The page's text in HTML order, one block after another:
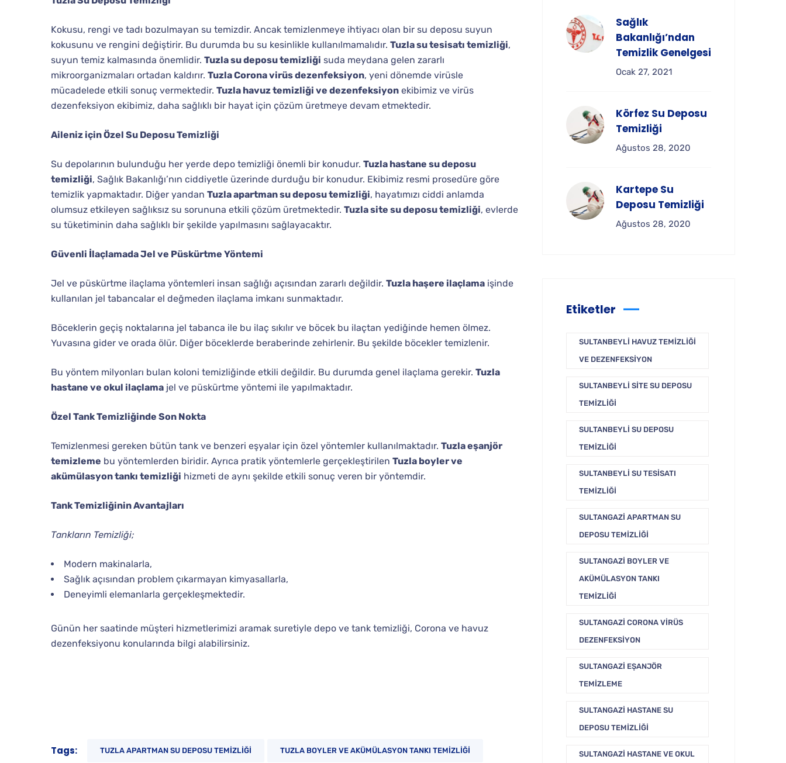
Kokusu, rengi ve tadı bozulmayan su temizdir. Ancak temizlenmeye ihtiyacı olan bir su deposu suyun
kokusunu ve rengini değiştirir. Bu durumda bu su kesinlikle kullanılmamalıdır. Tuzla su tesisatı temizliği,
suyun temiz kalmasında önemlidir. Tuzla su deposu temizliği suda meydana gelen zararlı
mikroorganizmaları ortadan kaldırır. Tuzla Corona virüs dezenfeksiyon, yeni dönemde virüsle
mücadelede etkili sonuç vermektedir. Tuzla havuz temizliği ve dezenfeksiyon ekibimiz ve virüs
dezenfeksiyon ekibimiz, daha sağlıklı bir hayat için çözüm üretmeye devam etmektedir.
Aileniz için Özel Su Deposu Temizliği
Su depolarının bulunduğu her yerde depo temizliği önemli bir konudur. Tuzla hastane su deposu
temizliği, Sağlık Bakanlığı’nın ciddiyetle üzerinde durduğu bir konudur. Ekibimiz resmi prosedüre göre
temizlik yapmaktadır. Diğer yandan Tuzla apartman su deposu temizliği, hayatımızı ciddi anlamda
olumsuz etkileyen sağlıksız su sorununa etkili çözüm üretmektedir. Tuzla site su deposu temizliği, evlerde
su tüketiminin daha sağlıklı bir şekilde yapılmasını sağlayacaktır.
Güvenli İlaçlamada Jel ve Püskürtme Yöntemi
Jel ve püskürtme ilaçlama yöntemleri insan sağlığı açısından zararlı değildir. Tuzla haşere ilaçlama işinde
kullanılan jel tabancalar el değmeden ilaçlama imkanı sunmaktadır.
Böceklerin geçiş noktalarına jel tabanca ile bu ilaç sıkılır ve böcek bu ilaçtan yediğinde hemen ölmez.
Yuvasına gider ve orada ölür. Diğer böceklerde beraberinde zehirlenir. Bu şekilde böcekler temizlenir.
Bu yöntem milyonları bulan koloni temizliğinde etkili değildir. Bu durumda genel ilaçlama gerekir. Tuzla
hastane ve okul ilaçlama jel ve püskürtme yöntemi ile yapılmaktadır.
Özel Tank Temizliğinde Son Nokta
Temizlenmesi gereken bütün tank ve benzeri eşyalar için özel yöntemler kullanılmaktadır. Tuzla eşanjör
temizleme bu yöntemlerden biridir. Ayrıca pratik yöntemlerle gerçekleştirilen Tuzla boyler ve
akümülasyon tankı temizliği hizmeti de aynı şekilde etkili sonuç veren bir yöntemdir.
Tank Temizliğinin Avantajları
Tankların Temizliği;
Modern makinalarla,
Sağlık açısından problem çıkarmayan kimyasallarla,
Deneyimli elemanlarla gerçekleşmektedir.
Günün her saatinde müşteri hizmetlerimizi aramak suretiyle depo ve tank temizliği, Corona ve havuz
dezenfeksiyonu konularında bilgi alabilirsiniz.
Tags: TUZLA APARTMAN SU DEPOSU TEMIZLIĞI TUZLA BOYLER VE AKÜMÜLASYON TANKI TEMIZLIĞI
Sağlık
Bakanlığı’ndan
Temizlik Genelgesi
Ocak 27, 2021
Körfez Su Deposu
Temizliği
Ağustos 28, 2020
Kartepe Su
Deposu Temizliği
Ağustos 28, 2020
Etiketler
SULTANBEYLI HAVUZ TEMIZLIĞI
VE DEZENFEKSIYON
SULTANBEYLI SITE SU DEPOSU
TEMIZLIĞI
SULTANBEYLI SU DEPOSU
TEMIZLIĞI
SULTANBEYLI SU TESISATI
TEMIZLIĞI
SULTANGAZI APARTMAN SU
DEPOSU TEMIZLIĞI
SULTANGAZI BOYLER VE
AKÜMÜLASYON TANKI
TEMIZLIĞI
SULTANGAZI CORONA VIRÜS
DEZENFEKSIYON
SULTANGAZI EŞANJÖR
TEMIZLEME
SULTANGAZI HASTANE SU
DEPOSU TEMIZLIĞI
SULTANGAZI HASTANE VE OKUL